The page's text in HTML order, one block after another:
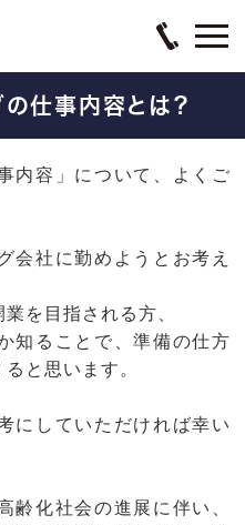
仕事内容とは？
内容」について、よくご
会社に勤めようとお考え
を目指される方、
知ることで、準備の仕方
と思います。
にしていただければ幸い
齢化社会の進展に伴い、